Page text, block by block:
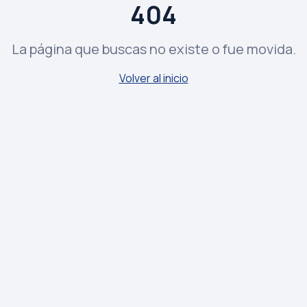
404
La página que buscas no existe o fue movida.
Volver al inicio